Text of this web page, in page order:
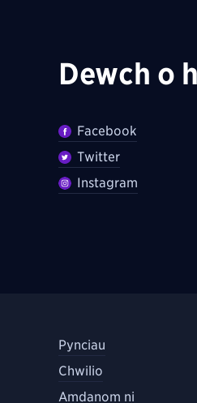
Dewch o
Facebook
Twitter
Instagram
Pynciau
Chwilio
Amdanom ni